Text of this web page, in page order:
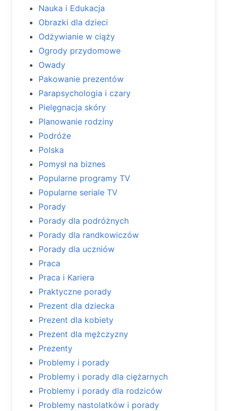
Nauka i Edukacja
Obrazki dla dzieci
Odżywianie w ciąży
Ogrody przydomowe
Owady
Pakowanie prezentów
Parapsychologia i czary
Pielęgnacja skóry
Planowanie rodziny
Podróże
Polska
Pomysł na biznes
Popularne programy TV
Popularne seriale TV
Porady
Porady dla podróżnych
Porady dla randkowiczów
Porady dla uczniów
Praca
Praca i Kariera
Praktyczne porady
Prezent dla dziecka
Prezent dla kobiety
Prezent dla mężczyzny
Prezenty
Problemy i porady
Problemy i porady dla ciężarnych
Problemy i porady dla rodziców
Problemy nastolatków i porady